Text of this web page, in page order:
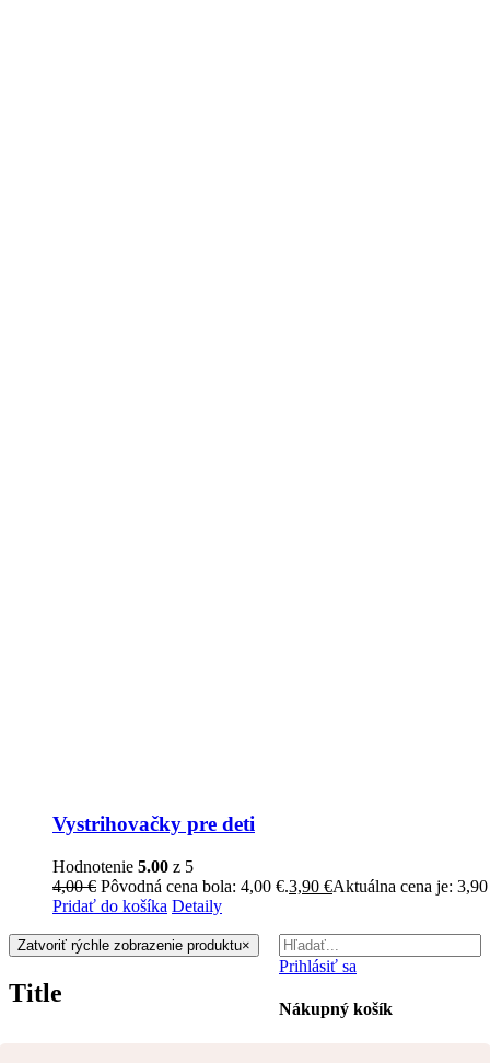
Vystrihovačky pre deti
Hodnotenie 5.00 z 5
4,00€ Pôvodná cena bola: 4,00 €.3,90 €Aktuálna cena je:
Pridať do košíka Detaily
Prihlásiť sa
Nákupný košík
Zatvoriť rýchle zobrazenie produktu×
Title